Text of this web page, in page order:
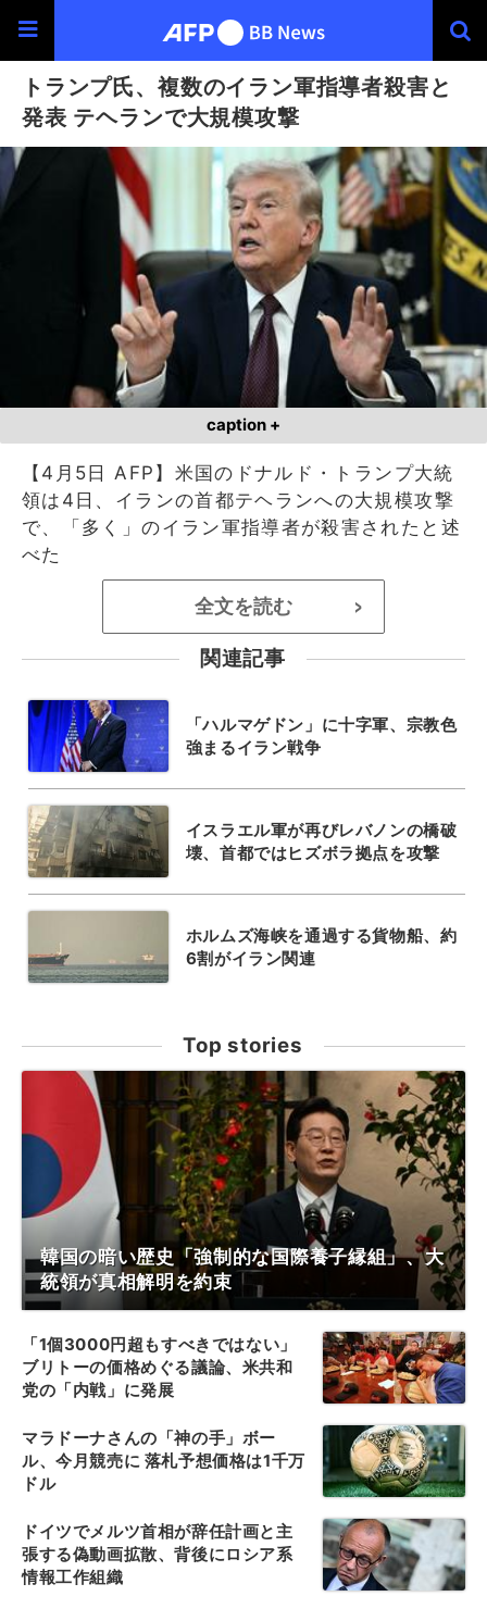
トランプ氏、複数のイラン軍指導者殺害と
発表 テヘランで大規模攻撃
caption +
【4月5日 AFP】米国のドナルド・トランプ大統
領は4日、イランの首都テヘランへの大規模攻撃
で、「多く」のイラン軍指導者が殺害されたと述
べた
全文を読む >
関連記事
「ハルマゲドン」に十字軍、宗教色
強まるイラン戦争
イスラエル軍が再びレバノンの橋破
壊、首都ではヒズボラ拠点を攻撃
ホルムズ海峡を通過する貨物船、約
6割がイラン関連
Top stories
韓国の暗い歴史「強制的な国際養子縁組」、大
統領が真相解明を約束
「1個3000円超もすべきではない」
ブリトーの価格めぐる議論、米共和
党の「内戦」に発展
マラドーナさんの「神の手」ボー
ル、今月競売に 落札予想価格は1千万
ドル
ドイツでメルツ首相が辞任計画と主
張する偽動画拡散、背後にロシア系
情報工作組織